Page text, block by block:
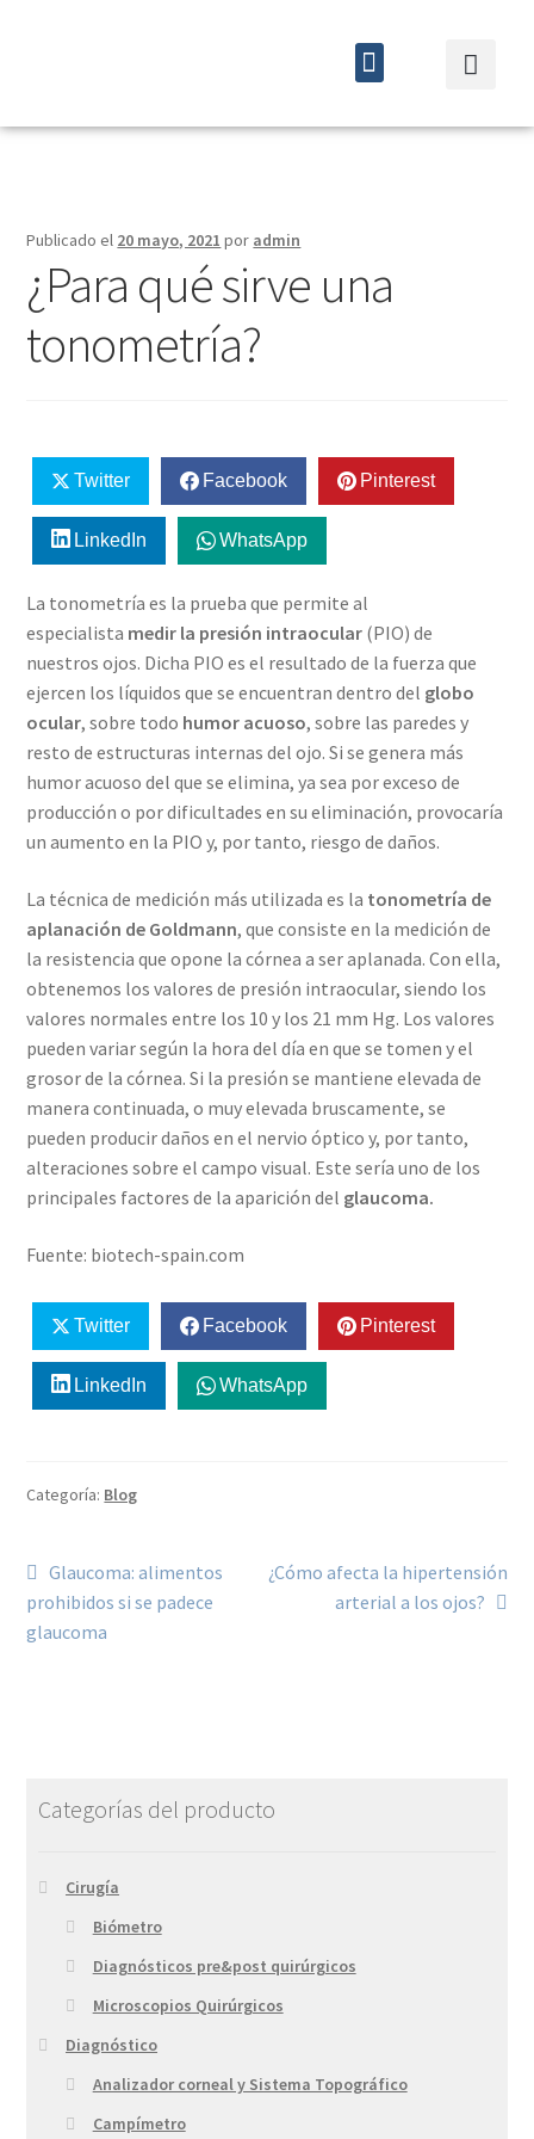
Publicado el 20 mayo, 2021 por admin
¿Para qué sirve una
tonometría?
Twitter Facebook Pinterest
LinkedIn WhatsApp
La tonometría es la prueba que permite al
especialista medir la presión intraocular (PIO) de
nuestros ojos. Dicha PIO es el resultado de la fuerza que
ejercen los líquidos que se encuentran dentro del globo
ocular, sobre todo humor acuoso, sobre las paredes y
resto de estructuras internas del ojo. Si se genera más
humor acuoso del que se elimina, ya sea por exceso de
producción o por dificultades en su eliminación, provocaría
un aumento en la PIO y, por tanto, riesgo de daños.
La técnica de medición más utilizada es la tonometría de
aplanación de Goldmann, que consiste en la medición de
la resistencia que opone la córnea a ser aplanada. Con ella,
obtenemos los valores de presión intraocular, siendo los
valores normales entre los 10 y los 21 mm Hg. Los valores
pueden variar según la hora del día en que se tomen y el
grosor de la córnea. Si la presión se mantiene elevada de
manera continuada, o muy elevada bruscamente, se
pueden producir daños en el nervio óptico y, por tanto,
alteraciones sobre el campo visual. Este sería uno de los
principales factores de la aparición del glaucoma.
Fuente: biotech-spain.com
Twitter Facebook Pinterest
LinkedIn WhatsApp
Categoría: Blog
Glaucoma: alimentos
prohibidos si se padece
glaucoma
¿Cómo afecta la hipertensión
arterial a los ojos?
Categorías del producto
Cirugía
Biómetro
Diagnósticos pre&post quirúrgicos
Microscopios Quirúrgicos
Diagnóstico
Analizador corneal y Sistema Topográfico
Campímetro